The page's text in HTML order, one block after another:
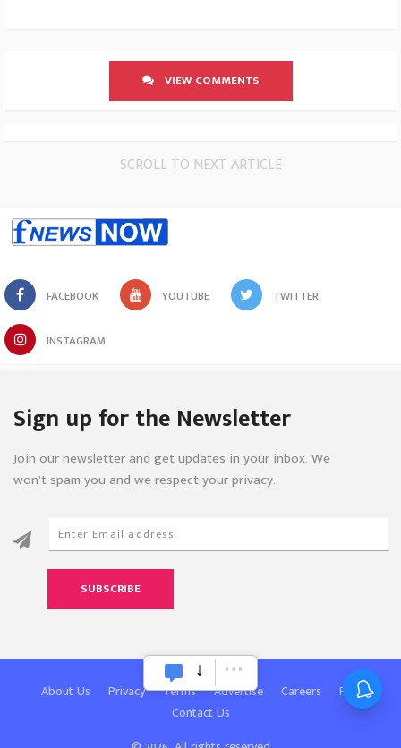
VIEW COMMENTS
SCROLL TO NEXT ARTICLE
FACEBOOK YOUTUBE TWITTER
INSTAGRAM
Sign up for the Newsletter
Join our newsletter and get updates in your inbox. We
won’t spam you and we respect your privacy.
SUBSCRIBE
About Us Privacy Terms Advertise Careers
FAQ
Contact Us